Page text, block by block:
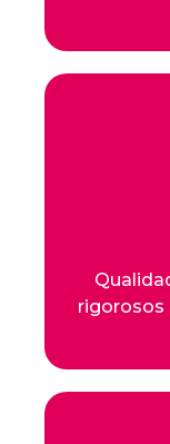
rigorosos